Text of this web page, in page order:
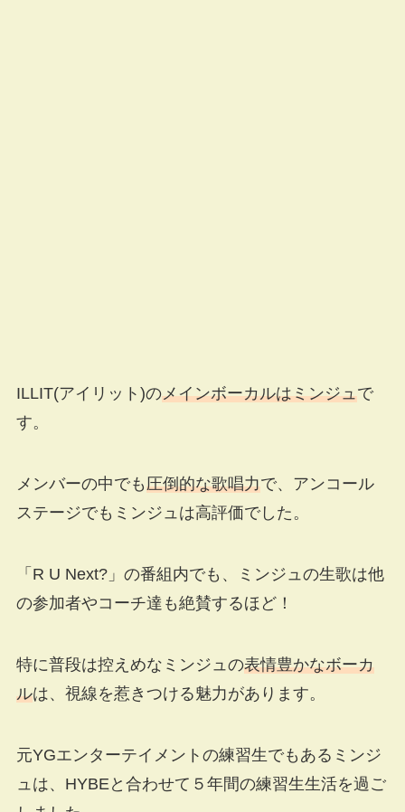
ILLIT(アイリット)のメインボーカルはミンジュで
す。
メンバーの中でも圧倒的な歌唱力で、アンコール
ステージでもミンジュは高評価でした。
「R U Next?」の番組内でも、ミンジュの生歌は他
の参加者やコーチ達も絶賛するほど！
特に普段は控えめなミンジュの表情豊かなボーカ
ルは、視線を惹きつける魅力があります。
元YGエンターテイメントの練習生でもあるミンジ
ュは、HYBEと合わせて５年間の練習生生活を過ご